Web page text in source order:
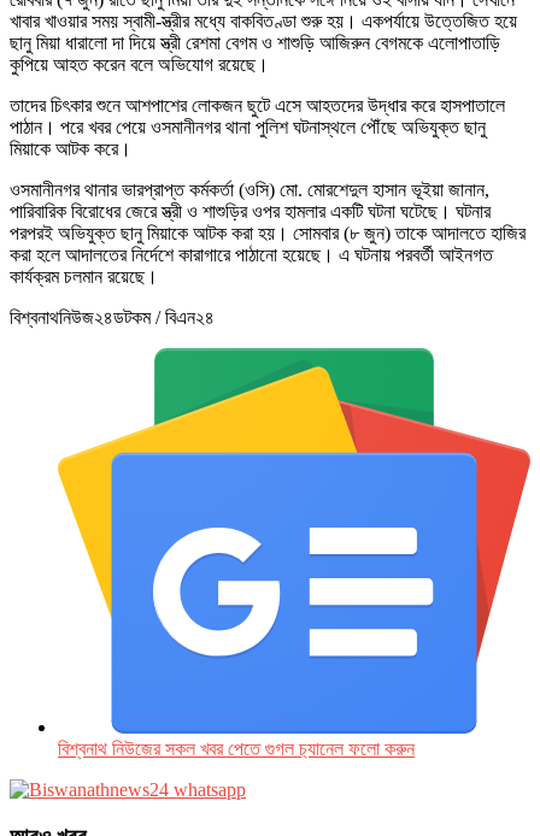
খাবার খাওয়ার সময় স্বামী-স্ত্রীর মধ্যে বাকবিতণ্ডা শুরু হয়। একপর্যায়ে উত্তেজিত হয়ে
ছানু মিয়া ধারালো দা দিয়ে স্ত্রী রেশমা বেগম ও শাশুড়ি আজিরুন বেগমকে এলোপাতাড়ি
কুপিয়ে আহত করেন বলে অভিযোগ রয়েছে।
তাদের চিৎকার শুনে আশপাশের লোকজন ছুটে এসে আহতদের উদ্ধার করে হাসপাতালে
পাঠান। পরে খবর পেয়ে ওসমানীনগর থানা পুলিশ ঘটনাস্থলে পৌঁছে অভিযুক্ত ছানু
মিয়াকে আটক করে।
ওসমানীনগর থানার ভারপ্রাপ্ত কর্মকর্তা (ওসি) মো. মোরশেদুল হাসান ভূইয়া জানান,
পারিবারিক বিরোধের জেরে স্ত্রী ও শাশুড়ির ওপর হামলার একটি ঘটনা ঘটেছে। ঘটনার
পরপরই অভিযুক্ত ছানু মিয়াকে আটক করা হয়। সোমবার (৮ জুন) তাকে আদালতে হাজির
করা হলে আদালতের নির্দেশে কারাগারে পাঠানো হয়েছে। এ ঘটনায় পরবর্তী আইনগত
কার্যক্রম চলমান রয়েছে।
বিশ্বনাথনিউজ২৪ডটকম / বিএন২৪
বিশ্বনাথ নিউজের সকল খবর পেতে গুগল চ‌্যানেল ফলো করুন